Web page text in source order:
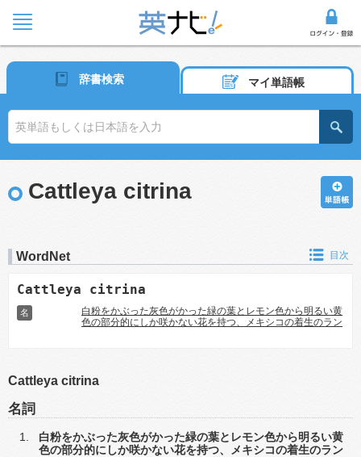
辞書検索 マイ単語帳
Cattleya citrina
WordNet 目次
Cattleya citrina
名
白粉をかぶった灰色がかった緑の葉とレモン色から明るい黄
色の部分的にしか咲かない花を持つ、メキシコの着生のラン
Cattleya citrina
名詞
白粉をかぶった灰色がかった緑の葉とレモン色から明るい黄
色の部分的にしか咲かない花を持つ、メキシコの着生のラン